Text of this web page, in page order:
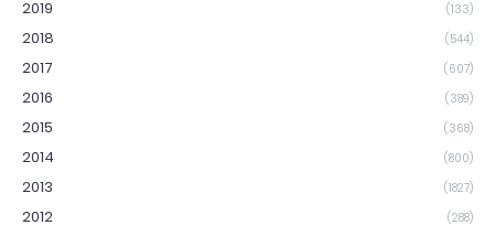
2019 (133)
2018 (544)
2017 (607)
2016 (389)
2015 (368)
2014 (800)
2013 (1827)
2012 (288)